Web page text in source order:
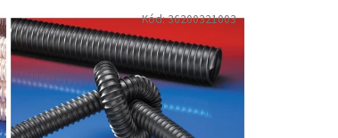
n
í
p
r
o
Kód:36200321003